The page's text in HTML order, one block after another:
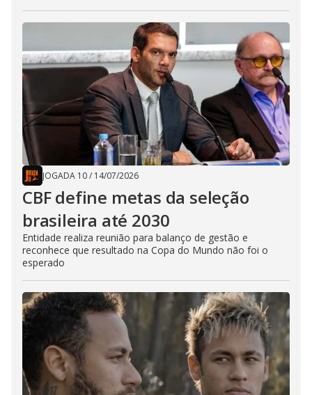
JOGADA 10/ 14/07/2026
CBF define metas da seleção
brasileira até 2030
Entidade realiza reunião para balanço de gestão e
reconhece que resultado na Copa do Mundo não foi o
esperado